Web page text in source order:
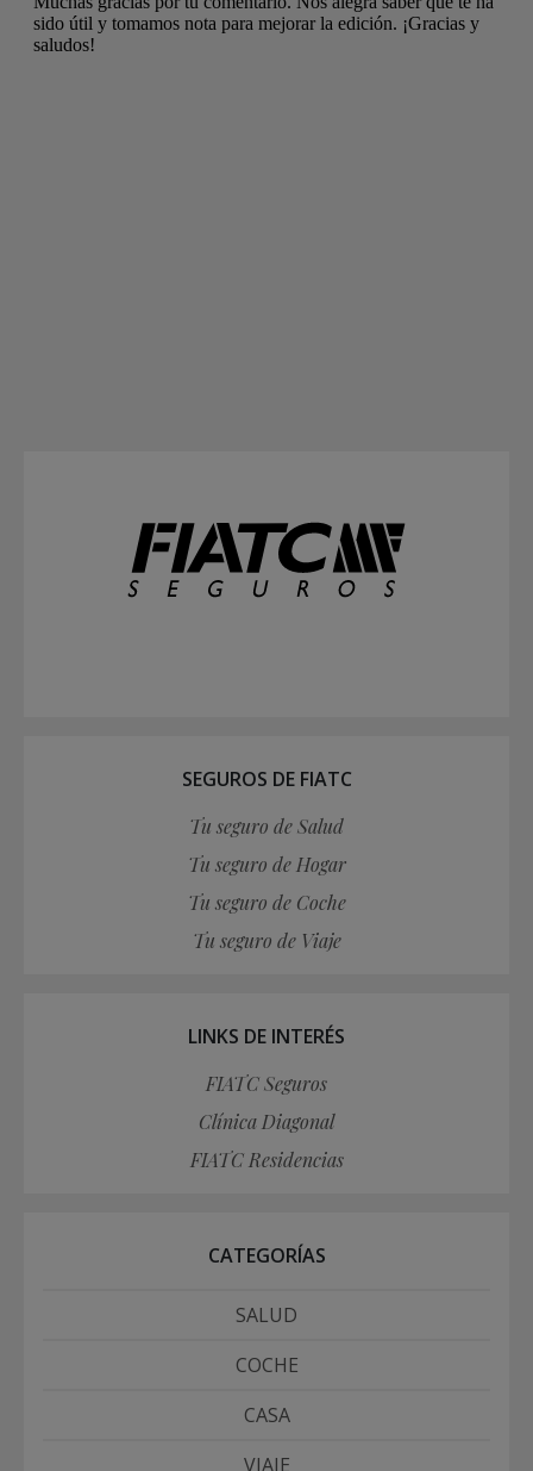
SEGUROS DE FIATC
Tu seguro de Salud
Tu seguro de Hogar
Tu seguro de Coche
Tu seguro de Viaje
LINKS DE INTERÉS
FIATC Seguros
Clínica Diagonal
FIATC Residencias
CATEGORÍAS
SALUD
COCHE
CASA
VIAJE